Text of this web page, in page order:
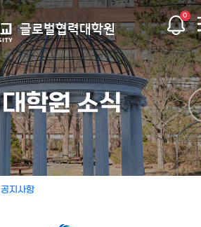
글로벌협력대학원
0
대학원 소식
공지사항